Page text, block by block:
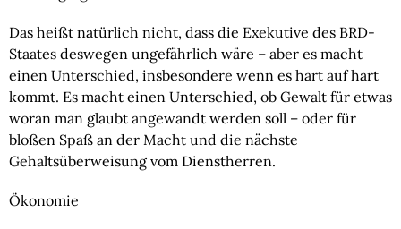
Das heißt natürlich nicht, dass die Exekutive des BRD-
Staates deswegen ungefährlich wäre – aber es macht
einen Unterschied, insbesondere wenn es hart auf hart
kommt. Es macht einen Unterschied, ob Gewalt für etwas
woran man glaubt angewandt werden soll – oder für
bloßen Spaß an der Macht und die nächste
Gehaltsüberweisung vom Dienstherren.
Ökonomie